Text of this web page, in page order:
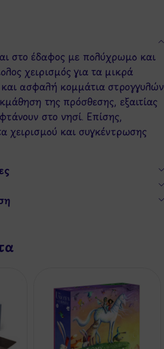
στο έδαφος με πολύχρωμο και
χειρισμός για τα μικρά
ασφαλή κομμάτια στρογγυλών
της πρόσθεσης, εξαιτίας
στο νησί. Επίσης,
χειρισμού και συγκέντρωσης